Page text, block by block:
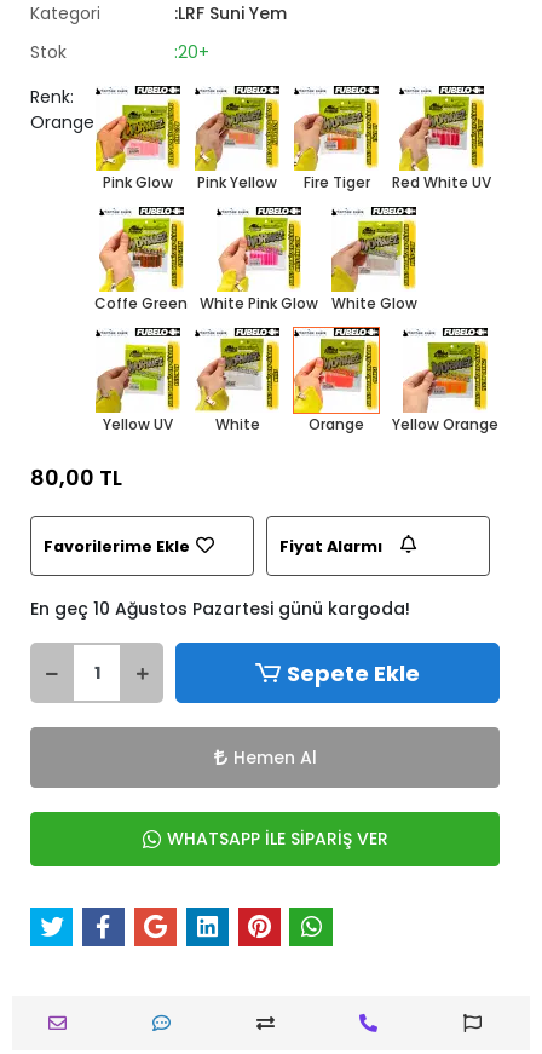
Kategori
:LRF Suni Yem
Stok
:20+
Renk:
Orange
Pink Glow Pink Yellow Fire Tiger Red White UV
Coffe Green White Pink Glow White Glow
Yellow UV White Orange Yellow Orange
80,00 TL
Favorilerime Ekle Fiyat Alarmı
En geç 10 Ağustos Pazartesi günü kargoda!
Sepete Ekle
Hemen Al
WHATSAPP İLE SİPARİŞ VER